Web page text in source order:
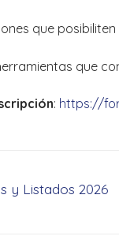
que
que
: https://
y Listados 2026